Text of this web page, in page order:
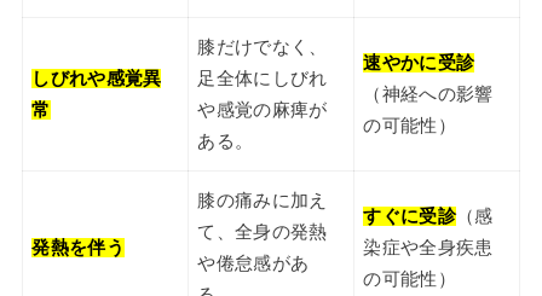
しびれや感覚異
常
膝だけでなく、
足全体にしびれ
や感覚の麻痺が
ある。
速やかに受診
（神経への影響
の可能性）
発熱を伴う
膝の痛みに加え
て、全身の発熱
や倦怠感があ
すぐに受診（感
染症や全身疾患
の可能性）